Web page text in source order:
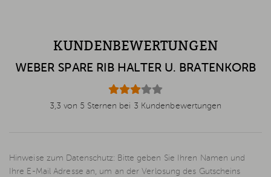
KUNDENBEWERTUNGEN
WEBER SPARE RIB HALTER U. BRATENKORB
3,3 von 5 Sternen bei 3 Kundenbewertungen
Hinweise zum Datenschutz: Bitte geben Sie Ihren Namen und
Ihre E-Mail Adresse an, um an der Verlosung des Gutscheins